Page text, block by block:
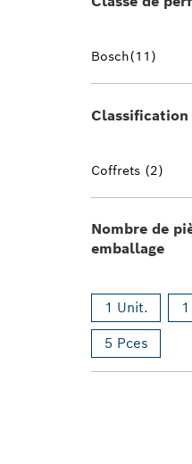
Bosch(11)
Coffrets (2)
Nombre de
emballage
1 Unit.
5 Pces